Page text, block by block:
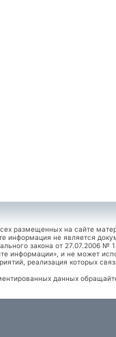
размещенных на сайте
информация не является
закона от 27.07.2006
информации», и не может
реализация которых
данных